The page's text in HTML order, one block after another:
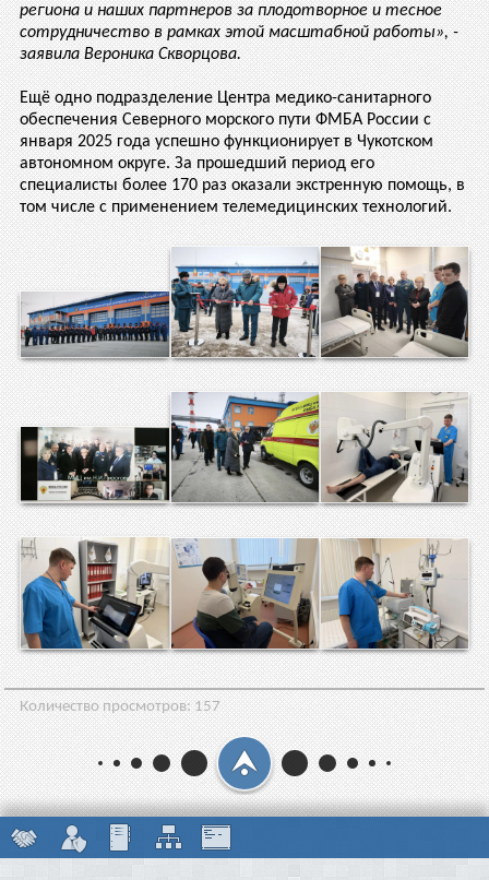
региона и наших партнеров за плодотворное и тесное
сотрудничество в рамках этой масштабной работы», -
заявила Вероника Скворцова.
Ещё одно подразделение Центра медико-санитарного
обеспечения Северного морского пути ФМБА России с
января 2025 года успешно функционирует в Чукотском
автономном округе. За прошедший период его
специалисты более 170 раз оказали экстренную помощь, в
том числе с применением телемедицинских технологий.
Количество просмотров: 157